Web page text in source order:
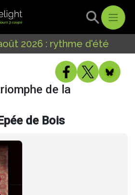
2026 : rythme d'été
de la
de Bois